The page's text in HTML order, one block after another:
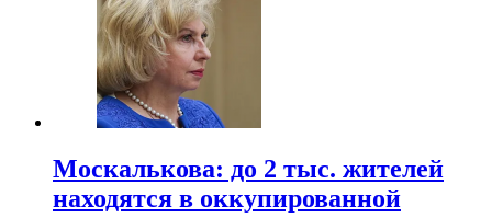
Москалькова: до 2 тыс. жителей
находятся в оккупированной